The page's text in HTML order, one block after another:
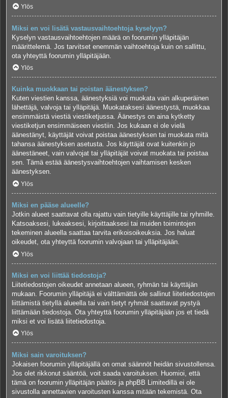
Ylös
Miksi en voi lisätä vastausvaihtoehtoja kyselyyn?
Kyselyn vastausvaihtoehtojen määrä on foorumin ylläpitäjän
määrittelemä. Jos tarvitset enemmän vaihtoehtoja kuin on sallittu,
ota yhteyttä foorumin ylläpitäjään.
Ylös
Kuinka muokkaan tai poistan äänestyksen?
Kuten viestien kanssa, äänestyksiä voi muokata vain alkuperäinen
lähettäjä, valvoja tai ylläpitäjä. Muokataksesi äänestystä, muokkaa
ensimmäistä viestiä viestiketjussa. Äänestys on aina kytketty
viestiketjun ensimmäiseen viestiin. Jos kukaan ei ole vielä
äänestänyt, käyttäjät voivat poistaa äänestyksen tai muokata mitä
tahansa äänestyksen asetusta. Jos käyttäjät ovat kuitenkin jo
äänestäneet, vain valvojat tai ylläpitäjät voivat muokata tai poistaa
sen. Tämä estää äänestysvaihtoehtojen vaihtamisen kesken
äänestyksen.
Ylös
Miksi en pääse alueelle?
Jotkin alueet saattavat olla rajattu vain tietyille käyttäjille tai ryhmille.
Katsoaksesi, lukeaksesi, kirjoittaaksesi tai muiden toimintojen
tekeminen alueella saattaa tarvita erikoisoikeuksia. Jos haluat
oikeudet, ota yhteyttä foorumin valvojaan tai ylläpitäjään.
Ylös
Miksi en voi liittää tiedostoja?
Liitetiedostojen oikeudet annetaan alueen, ryhmän tai käyttäjän
mukaan. Foorumin ylläpitäjä ei välttämättä ole sallinut liitetiedostojen
liittämistä tietyllä alueella tai vain tietyt ryhmät saattavat pystyä
liittämään tiedostoja. Ota yhteyttä foorumin ylläpitäjään jos et tiedä
miksi et voi lisätä liitetiedostoja.
Ylös
Miksi sain varoituksen?
Jokaisen foorumin ylläpitäjällä on omat säännöt heidän sivustollensa.
Jos olet rikkonut sääntöä, voit saada varoituksen. Huomioi, että
tämä on foorumin ylläpitäjän päätös ja phpBB Limitedillä ei ole
sivustolla annettavien varoitusten kanssa mitään tekemistä. Ota